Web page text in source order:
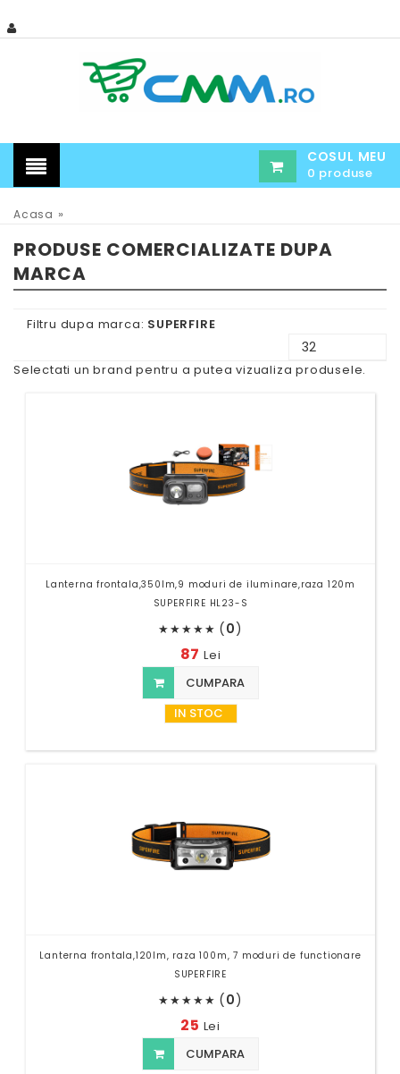
COSUL MEU
0 produse
Acasa »
PRODUSE COMERCIALIZATE DUPA
MARCA
Filtru dupa marca: SUPERFIRE
Selectati un brand pentru a putea vizualiza produsele.
Lanterna frontala,350lm,9 moduri de iluminare,raza 120m
SUPERFIRE HL23-S
★★★★★ (0)
87 Lei
CUMPARA
IN STOC
Lanterna frontala,120lm, raza 100m, 7 moduri de functionare
SUPERFIRE
★★★★★ (0)
25 Lei
CUMPARA